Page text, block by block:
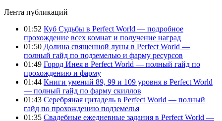
Лента публикаций
01:52 Куб Судьбы в Perfect World — подробное
прохождение всех комнат и получение наград
01:50 Долина священной луны в Perfect World —
полный гайд по подземелью и фарму ресурсов
01:49 Город Инея в Perfect World — полный гайд по
прохождению и фарму
01:44 Книги умений 89, 99 и 109 уровня в Perfect World
— полный гайд по фарму скиллов
01:43 Серебряная цитадель в Perfect World — полный
гайд по прохождению подземелья
01:35 Свадебные ежедневные задания в Perfect World —